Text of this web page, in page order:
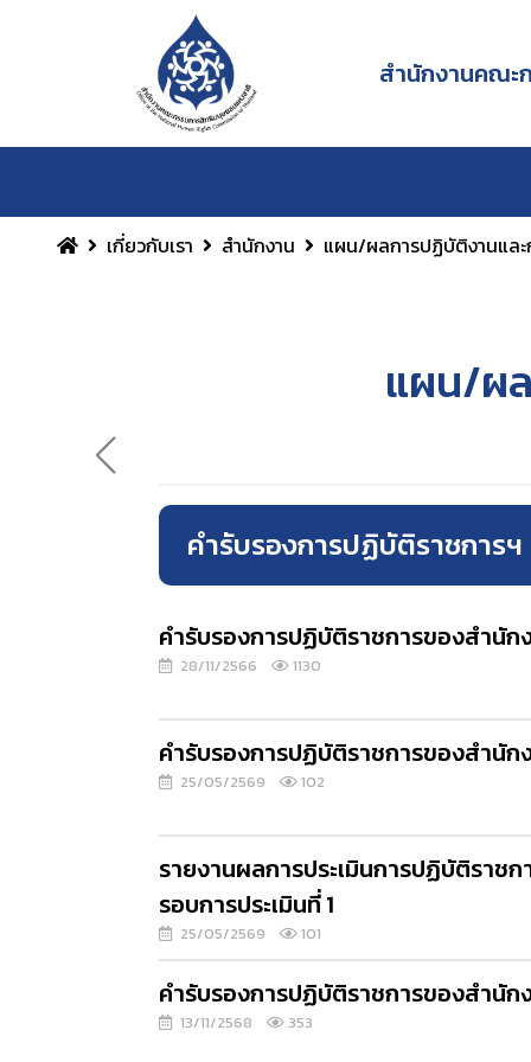
สำนักงานคณะ
เกี่ยวกับเรา สำนักงาน แผน/ผลการปฏิบัติงานและ
แผน/ผ
คำรับรองการปฏิบัติราชการฯ
คำรับรองการปฏิบัติราชการของสำนัก
28/11/2566 1130
คำรับรองการปฏิบัติราชการของสำนัก
25/05/2569 102
รายงานผลการประเมินการปฏิบัติราช
รอบการประเมินที่ 1
25/05/2569 101
คำรับรองการปฏิบัติราชการของสำนัก
13/11/2568 353